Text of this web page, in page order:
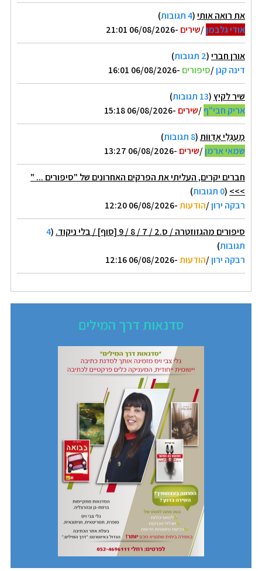
את רואה אותי(4 תגובות
)
אודי גלבמן/שירים -06/08/2026 21:01
אורן חברי(2 תגובות
)
דינה קגן/סיפורים -06/08/2026 16:01
שיר לקיץ(13 תגובות
)
אריק חבי"ף/שירים -06/08/2026 15:18
מַעְגְּלֵי אַדְווֹת(8 תגובות
)
שמאי ארמן/שירים -06/08/2026 13:27
חברים יקרים, העליתי את הפרקים האחרונים של "סיפורים ... "
>>>
(0 תגובות
)
רבקה ירון/הודעות-06/08/2026 12:20
סיפורים מהגזוזטרה / ס.2 / 7 / 8 / 9 [סוף] / בלי ניקוד. (
4
תגובות)
רבקה ירון/הודעות-06/08/2026 12:16
סדנאות דרך המילים